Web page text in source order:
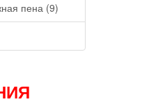
пена (9)